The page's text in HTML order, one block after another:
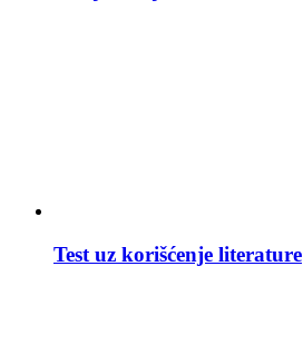
Test uz korišćenje literature